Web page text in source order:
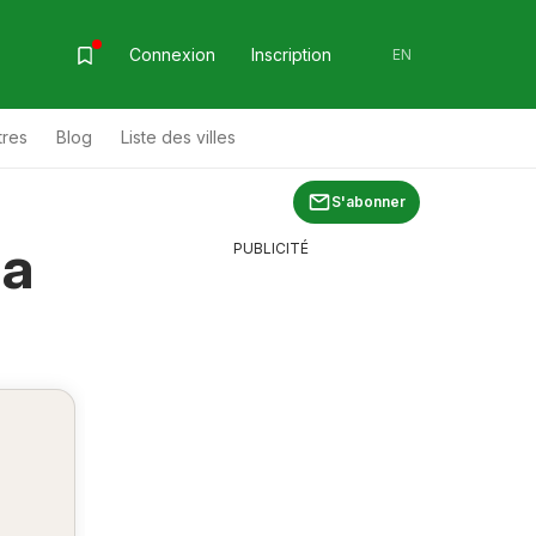
Connexion Inscription EN
Blog Liste des villes
S'abonner
PUBLICITÉ